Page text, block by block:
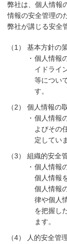
弊社は、個人情報
情報の安全管理の
弊社が講じる安全
（1）
基本方針の
個人情報
イドライ
等につい
す。
（2）
個人情報の
個人情報
よびその
定してい
（3）
組織的安全
個人情報
個人情報
個人情報
律や個人
を把握し
ます。
（4）
人的安全管